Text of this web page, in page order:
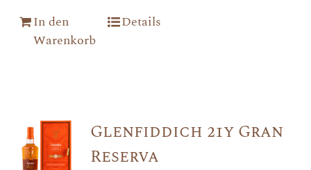
In den
Warenkorb
Details
Glenfiddich 21y Gran
Reserva